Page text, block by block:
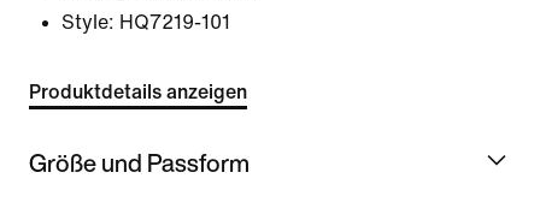
Style: HQ7219-101
Produktdetails anzeigen
Größe und Passform